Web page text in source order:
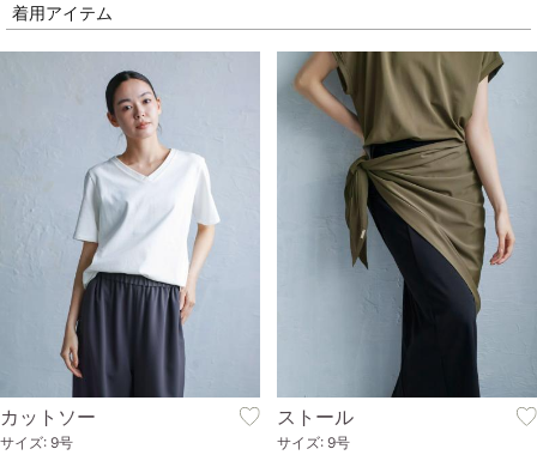
着用アイテム
カットソー
サイズ: 9号
ストール
サイズ: 9号